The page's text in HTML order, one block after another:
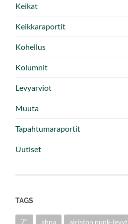
Keikat
Keikkaraportit
Kohellus
Kolumnit
Levyarviot
Muuta
Tapahtumaraportit
Uutiset
TAGS
7'' ahna airiston punk-levyt